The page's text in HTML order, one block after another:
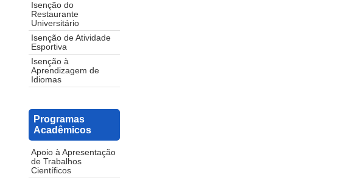
Isenção do
Restaurante
Universitário
Isenção de Atividade
Esportiva
Isenção à
Aprendizagem de
Idiomas
Programas
Acadêmicos
Apoio à Apresentação
de Trabalhos
Científicos